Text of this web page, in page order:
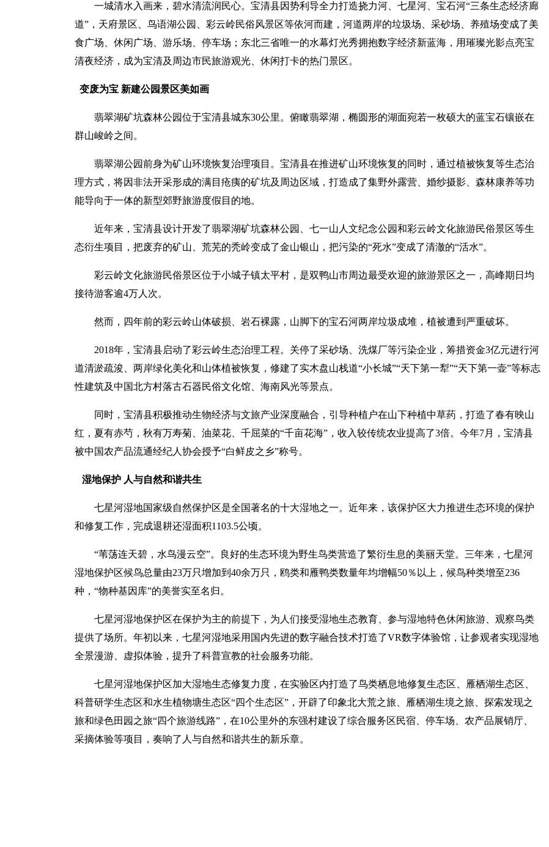
一城清水入画来，碧水清流润民心。宝清县因势利导全力打造挠力河、七星河、宝石河“三条生态经济廊
道”，天府景区、鸟语湖公园、彩云岭民俗风景区等依河而建，河道两岸的垃圾场、采砂场、养殖场变成了美
食广场、休闲广场、游乐场、停车场；东北三省唯一的水幕灯光秀拥抱数字经济新蓝海，用璀璨光影点亮宝
清夜经济，成为宝清及周边市民旅游观光、休闲打卡的热门景区。
变废为宝 新建公园景区美如画
翡翠湖矿坑森林公园位于宝清县城东30公里。俯瞰翡翠湖，椭圆形的湖面宛若一枚硕大的蓝宝石镶嵌在
群山峻岭之间。
翡翠湖公园前身为矿山环境恢复治理项目。宝清县在推进矿山环境恢复的同时，通过植被恢复等生态治
理方式，将因非法开采形成的满目疮痍的矿坑及周边区域，打造成了集野外露营、婚纱摄影、森林康养等功
能导向于一体的新型郊野旅游度假目的地。
近年来，宝清县设计开发了翡翠湖矿坑森林公园、七一山人文纪念公园和彩云岭文化旅游民俗景区等生
态衍生项目，把废弃的矿山、荒芜的秃岭变成了金山银山，把污染的“死水”变成了清澈的“活水”。
彩云岭文化旅游民俗景区位于小城子镇太平村，是双鸭山市周边最受欢迎的旅游景区之一，高峰期日均
接待游客逾4万人次。
然而，四年前的彩云岭山体破损、岩石裸露，山脚下的宝石河两岸垃圾成堆，植被遭到严重破坏。
2018年，宝清县启动了彩云岭生态治理工程。关停了采砂场、洗煤厂等污染企业，筹措资金3亿元进行河
道清淤疏浚、两岸绿化美化和山体植被恢复，修建了实木盘山栈道“小长城”“天下第一犁”“天下第一壶”等标志
性建筑及中国北方村落古石器民俗文化馆、海南风光等景点。
同时，宝清县积极推动生物经济与文旅产业深度融合，引导种植户在山下种植中草药，打造了春有映山
红，夏有赤芍，秋有万寿菊、油菜花、千屈菜的“千亩花海”，收入较传统农业提高了3倍。今年7月，宝清县
被中国农产品流通经纪人协会授予“白鲜皮之乡”称号。
湿地保护 人与自然和谐共生
七星河湿地国家级自然保护区是全国著名的十大湿地之一。近年来，该保护区大力推进生态环境的保护
和修复工作，完成退耕还湿面积1103.5公顷。
“苇荡连天碧，水鸟漫云空”。良好的生态环境为野生鸟类营造了繁衍生息的美丽天堂。三年来，七星河
湿地保护区候鸟总量由23万只增加到40余万只，鸥类和雁鸭类数量年均增幅50％以上，候鸟种类增至236
种，“物种基因库”的美誉实至名归。
七星河湿地保护区在保护为主的前提下，为人们接受湿地生态教育、参与湿地特色休闲旅游、观察鸟类
提供了场所。年初以来，七星河湿地采用国内先进的数字融合技术打造了VR数字体验馆，让参观者实现湿地
全景漫游、虚拟体验，提升了科普宣教的社会服务功能。
七星河湿地保护区加大湿地生态修复力度，在实验区内打造了鸟类栖息地修复生态区、雁栖湖生态区、
科普研学生态区和水生植物塘生态区“四个生态区”，开辟了印象北大荒之旅、雁栖湖生境之旅、探索发现之
旅和绿色田园之旅“四个旅游线路”，在10公里外的东强村建设了综合服务区民宿、停车场、农产品展销厅、
采摘体验等项目，奏响了人与自然和谐共生的新乐章。